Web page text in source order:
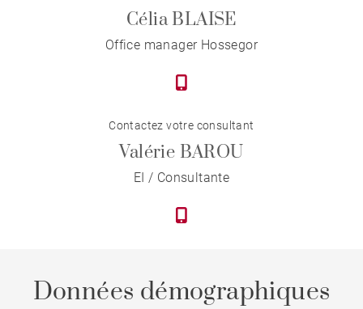
Célia BLAISE
Office manager Hossegor
Contactez votre consultant
Valérie BAROU
EI / Consultante
Données démographiques